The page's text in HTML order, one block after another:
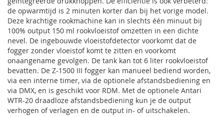
de opwarmtijd is 2 minuten korter dan bij het vorige model.
Deze krachtige rookmachine kan in slechts één minuut bij
100% output 150 ml rookvloeistof omzetten in een dichte
nevel. De ingebouwde vloeistofdetector voorkomt dat de
fogger zonder vloeistof komt te zitten en voorkomt
onaangename gevolgen. De tank kan tot 6 liter rookvloeistof
bevatten. De Z-1500 III fogger kan manueel bediend worden,
via een interne timer, via de optionele afstandsbediening en
via DMX, en is geschikt voor RDM. Met de optionele Antari
WTR-20 draadloze afstandsbediening kun je de output
verhogen of verlagen en de output in- of uitschakelen.